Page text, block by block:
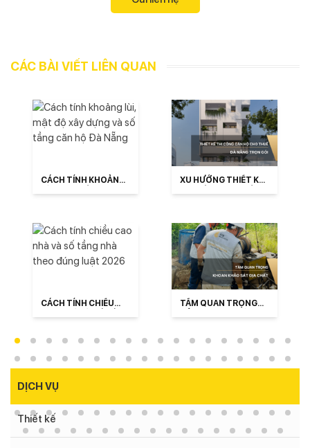
CÁC BÀI VIẾT LIÊN QUAN
CÁCH TÍNH KHOẢNG
CÁCH TÍNH CHIỀU
LUẬT 2026
XU HƯỚNG THIẾT KẾ
TẦM QUAN TRỌNG
DỊCH VỤ
Thiết kế